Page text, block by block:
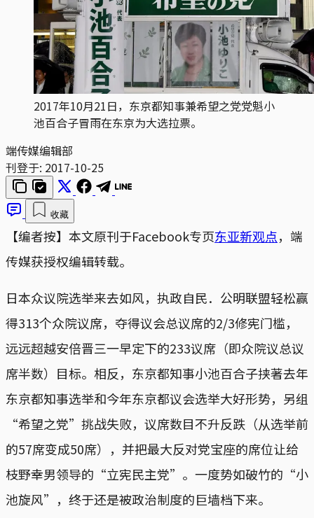
2017年10月21日，东京都知事兼希望之党党魁小
池百合子冒雨在东京为大选拉票。
端传媒编辑部
刊登于: 2017-10-25
收藏
【编者按】本文原刊于Facebook专页东亚新观点，端
传媒获授权编辑转载。
日本众议院选举来去如风，执政自民．公明联盟轻松赢
得313个众院议席，夺得议会总议席的2/3修宪门槛，
远远超越安倍晋三一早定下的233议席（即众院议总议
席半数）目标。相反，东京都知事小池百合子挟著去年
东京都知事选举和今年东京都议会选举大好形势，另组
“希望之党”挑战失败，议席数目不升反跌（从选举前
的57席变成50席），并把最大反对党宝座的席位让给
枝野幸男领导的“立宪民主党”。一度势如破竹的“小
池旋风”，终于还是被政治制度的巨墙档下来。